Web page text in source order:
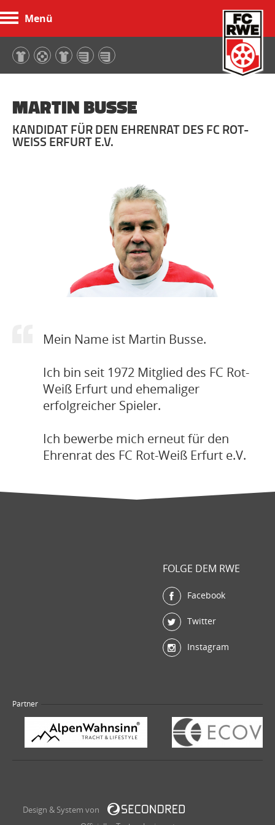
Menü
MARTIN BUSSE
KANDIDAT FÜR DEN EHRENRAT DES FC ROT-
WEISS ERFURT E.V.
Mein Name ist Martin Busse.
Ich bin seit 1972 Mitglied des FC Rot-
Weiß Erfurt und ehemaliger
erfolgreicher Spieler.
Ich bewerbe mich erneut für den
Ehrenrat des FC Rot-Weiß Erfurt e.V.
FOLGE DEM RWE
Facebook
Twitter
Instagram
Partner
Design & System von